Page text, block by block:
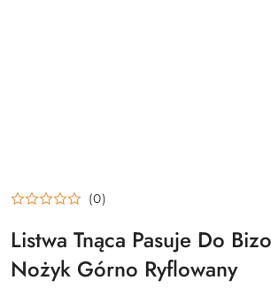
(0)
Listwa Tnąca Pasuje Do
Nożyk Górno Ryflowany